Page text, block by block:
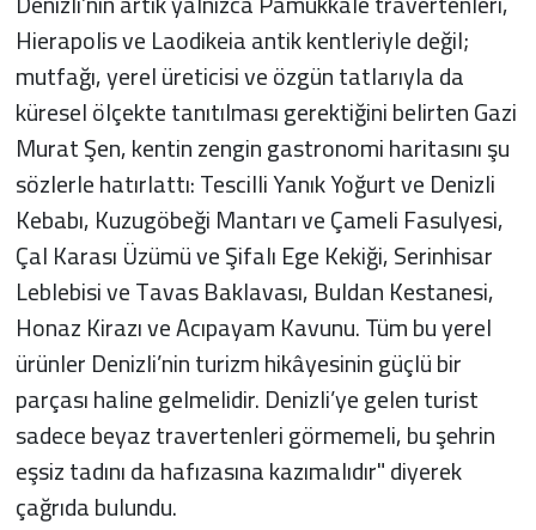
Hierapolis ve Laodikeia antik kentleriyle değil;
mutfağı, yerel üreticisi ve özgün tatlarıyla da
küresel ölçekte tanıtılması gerektiğini belirten Gazi
Murat Şen, kentin zengin gastronomi haritasını şu
sözlerle hatırlattı: Tescilli Yanık Yoğurt ve Denizli
Kebabı, Kuzugöbeği Mantarı ve Çameli Fasulyesi,
Çal Karası Üzümü ve Şifalı Ege Kekiği, Serinhisar
Leblebisi ve Tavas Baklavası, Buldan Kestanesi,
Honaz Kirazı ve Acıpayam Kavunu. Tüm bu yerel
ürünler Denizli’nin turizm hikâyesinin güçlü bir
parçası haline gelmelidir. Denizli’ye gelen turist
sadece beyaz travertenleri görmemeli, bu şehrin
eşsiz tadını da hafızasına kazımalıdır" diyerek
çağrıda bulundu.